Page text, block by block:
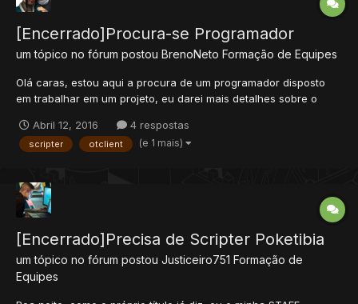
[Encerrado]Procura-se Programador
um tópico no fórum postou BrenoNeto Formação de Equipes
Olá caras, estou aqui a procura de um programador disposto
em trabalhar em um projeto, eu darei mais detalhes sobre o
procura de alguém que saiba mexer na interface do otclient,
partículas e nos sons também, e também que saiba trabalhar
Abril 12, 2016 4 respostas
scripter otclient (e 1 mais)
[Encerrado]Precisa de Scripter Poketibia
um tópico no fórum postou Justiceiro751 Formação de
Equipes